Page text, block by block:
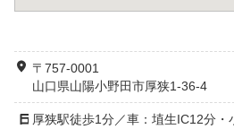
〒757-0001
山口県山陽小野田市厚狭1-36-4
厚狭駅徒歩1分／車：埴生IC12分